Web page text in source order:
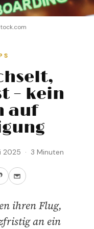
– kein
auf
2025 · 3 Minuten
ihren Flug,
an ein